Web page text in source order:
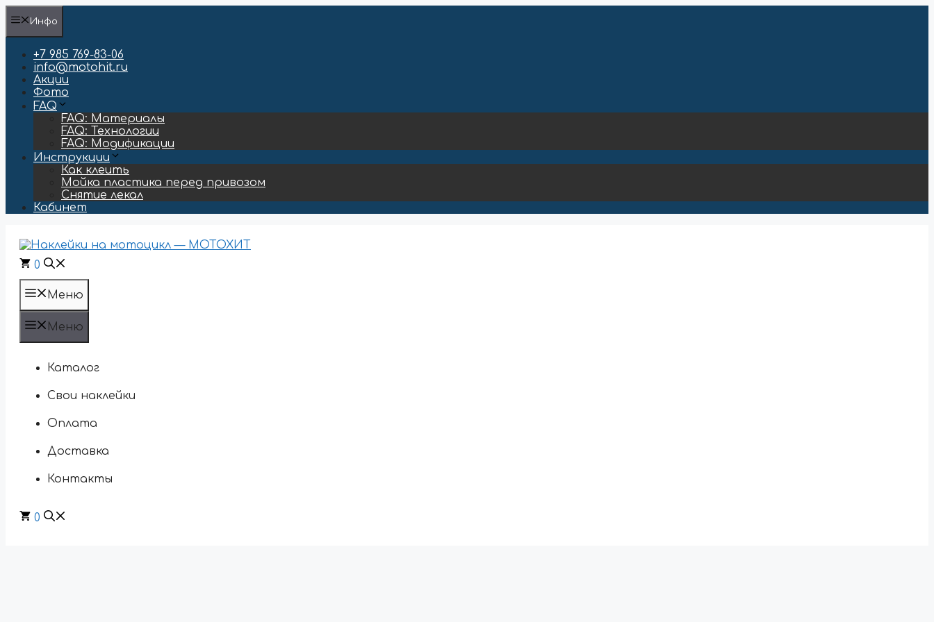
Перейти
содержимому
Инфо
+7 985 769-83-06
info@motohit.ru
Акции
Фото
FAQ
FAQ: Материалы
FAQ: Технологии
FAQ: Модификации
Инструкции
Как клеить
Мойка пластика перед привозом
Снятие лекал
Кабинет
0
Меню
Меню
Каталог
Свои наклейки
Оплата
Доставка
Контакты
0